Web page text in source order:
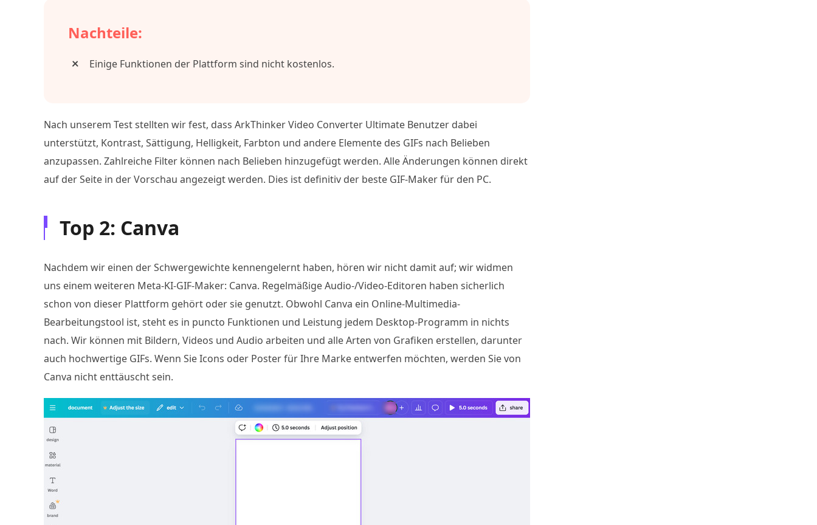
Nachteile:
Einige Funktionen der Plattform sind nicht kostenlos.
Nach unserem Test stellten wir fest, dass ArkThinker Video Converter Ultimate Benutzer dabei
unterstützt, Kontrast, Sättigung, Helligkeit, Farbton und andere Elemente des GIFs nach Belieben
anzupassen. Zahlreiche Filter können nach Belieben hinzugefügt werden. Alle Änderungen können direkt
auf der Seite in der Vorschau angezeigt werden. Dies ist definitiv der beste GIF-Maker für den PC.
Top 2: Canva
Nachdem wir einen der Schwergewichte kennengelernt haben, hören wir nicht damit auf; wir widmen
uns einem weiteren Meta-KI-GIF-Maker: Canva. Regelmäßige Audio-/Video-Editoren haben sicherlich
schon von dieser Plattform gehört oder sie genutzt. Obwohl Canva ein Online-Multimedia-
Bearbeitungstool ist, steht es in puncto Funktionen und Leistung jedem Desktop-Programm in nichts
nach. Wir können mit Bildern, Videos und Audio arbeiten und alle Arten von Grafiken erstellen, darunter
auch hochwertige GIFs. Wenn Sie Icons oder Poster für Ihre Marke entwerfen möchten, werden Sie von
Canva nicht enttäuscht sein.